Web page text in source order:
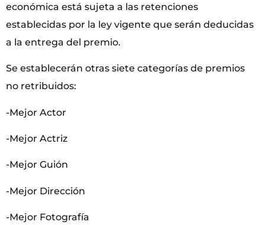
económica está sujeta a las retenciones
establecidas por la ley vigente que serán deducidas
a la entrega del premio.
Se establecerán otras siete categorías de premios
no retribuidos:
-Mejor Actor
-Mejor Actriz
-Mejor Guión
-Mejor Dirección
-Mejor Fotografía